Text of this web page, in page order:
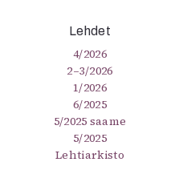
Lehdet
4/2026
2–3/2026
1/2026
6/2025
5/2025 saame
5/2025
Lehtiarkisto